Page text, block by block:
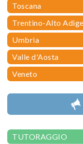
Toscana
Trentino-Alto Adige
Umbria
Valle d'Aosta
Veneto
TUTORAGGIO